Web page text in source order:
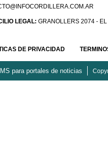
LEGAL:GRANOLLERS 2074 -
DE PRIVACIDAD
para portales de noticias